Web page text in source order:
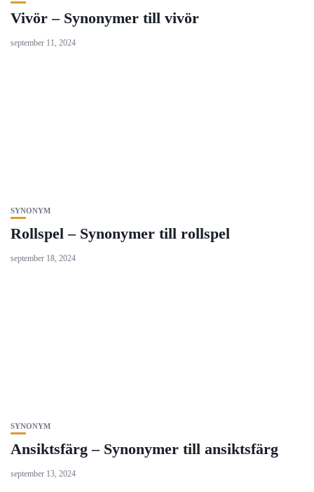
Vivör – Synonymer till vivör
september 11, 2024
SYNONYM
Rollspel – Synonymer till rollspel
september 18, 2024
SYNONYM
Ansiktsfärg – Synonymer till ansiktsfärg
september 13, 2024